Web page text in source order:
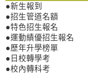
●新生報到
●招生管道名額
●特色招生報名
●運動績優招生報名
●歷年升學榜單
●日校轉學考
●校內轉科考